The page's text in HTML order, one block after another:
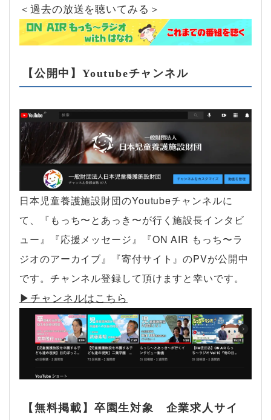
＜過去の放送を聴いてみる＞
【公開中】Youtubeチャンネル
日本児童養護施設財団のYoutubeチャンネルに
て、『もっち〜とあっき〜が行く施設長インタビ
ュー』『応援メッセージ』『ON AIR もっち〜ラ
ジオのアーカイブ』『寄付サイト』のPVが公開中
です。チャンネル登録して頂けますと幸いです。
▶︎チャンネルはこちら
【無料掲載】卒園生対象 企業求人サイ